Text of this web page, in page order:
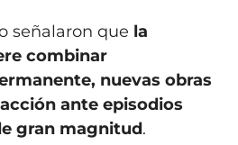
señalaron que la
combinar
nuevas obras
ante episodios
gran magnitud.